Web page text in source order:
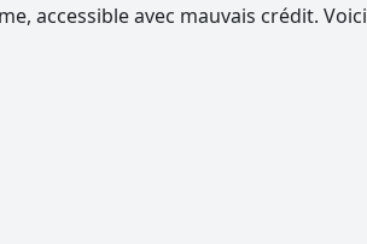
accessible avec mauvais crédit. Voici